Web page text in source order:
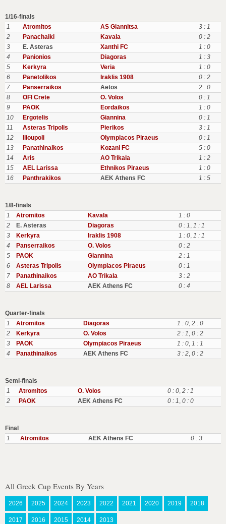
1/16-finals
1
Atromitos AS Giannitsa
3 : 1
2
Panachaiki Kavala
0 : 2
3
E. Asteras Xanthi FC
1 : 0
4
Panionios Diagoras
1 : 3
5
Kerkyra Veria
1 : 0
6
Panetolikos Iraklis 1908
0 : 2
7
Panserraikos Aetos
2 : 0
8
OFI Crete O. Volos
0 : 1
9
PAOK Eordaikos
1 : 0
10
Ergotelis Giannina
0 : 1
11
Asteras Tripolis Pierikos
3 : 1
12
Ilioupoli Olympiacos Piraeus
0 : 1
13
Panathinaikos Kozani FC
5 : 0
14
Aris AO Trikala
1 : 2
15
AEL Larissa Ethnikos Piraeus
1 : 0
16
Panthrakikos AEK Athens FC 1 : 5
1/8-finals
1
Atromitos Kavala
1 : 0
2
E. Asteras Diagoras 0 : 1, 1 : 1
3
Kerkyra Iraklis 1908 1 : 0, 1 : 1
4
Panserraikos O. Volos
0 : 2
5
PAOK Giannina
2 : 1
6
Asteras Tripolis Olympiacos Piraeus
0 : 1
7
Panathinaikos AO Trikala
3 : 2
8
AEL Larissa AEK Athens FC 0 : 4
Quarter-finals
1
Atromitos Diagoras 1 : 0, 2 : 0
2
Kerkyra O. Volos 2 : 1, 0 : 2
3
PAOK Olympiacos Piraeus 1 : 0, 1 : 1
4
Panathinaikos AEK Athens FC 3 : 2, 0 : 2
Semi-finals
1
Atromitos O. Volos 0 : 0, 2 : 1
2
PAOK AEK Athens FC 0 : 1, 0 : 0
Final
1
Atromitos AEK Athens FC 0 : 3
All Greek Cup Events By Years
2026 2025 2024 2023 2022 2021 2020 2019 2018
2017 2016 2015 2014 2013